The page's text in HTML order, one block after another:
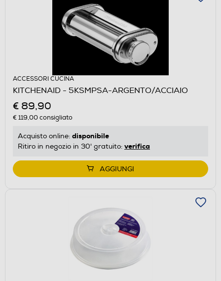
ACCESSORI CUCINA
KITCHENAID - 5KSMPSA-ARGENTO/ACCIAIO
€ 89,90
€ 119,00consigliato
Acquisto online: disponibile
Ritiro in negozio in 30' gratuito: verifica
AGGIUNGI